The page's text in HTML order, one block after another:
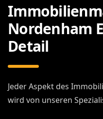
Nordenham
Detail
Jeder Aspekt des
wird von unseren